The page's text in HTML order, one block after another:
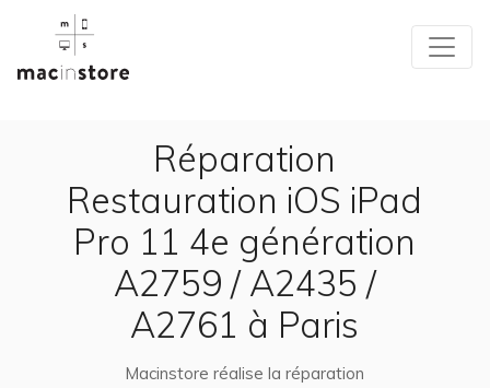
Réparation
Restauration iOS iPad
Pro 11 4e génération
A2759 / A2435 /
A2761 à Paris
Macinstore réalise la réparation